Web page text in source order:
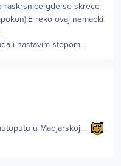
raskrsnice gde se skrece
reko ovaj nemacki
i nastavim stopom...
u Madjarskoj...